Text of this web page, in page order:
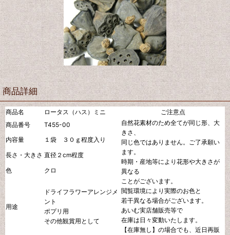
商品詳細
商品名 ロータス（ハス）ミニ
ご注意点
商品番号
T455-00
自然花素材のため全てが同じ形、大
きさ、
同じ色ではありません。ご了承願い
ます。
時期・産地等により花形や大きさが
異なる
ことがございます。
閲覧環境により実際のお色と
若干異なる場合がございます。
あいむ実店舗販売等で
在庫は日々変動いたします。
【在庫無し】の場合でも、近日再販
内容量
１袋 ３０ｇ程度入り
長さ・大きさ 直径２cm程度
色
クロ
用途
ドライフラワーアレンジメ
ント
ポプリ用
その他観賞用として